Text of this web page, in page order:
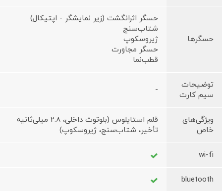
حسگرها
حسگر اثرانگشت (زیر نمایشگر - اپتیکال)
شتاب‌سنج
ژیروسکوپ
حسگر مجاورت
قطب‌نما
توضیحات
سیم کارت
-
ویژگی‌های
خاص
قلم استایلوس (بلوتوث داخلی، 2.8 میلی‌ثانیه
تأخیر، شتاب‌سنج، ژیروسکوپ)
wi-fi
bluetooth